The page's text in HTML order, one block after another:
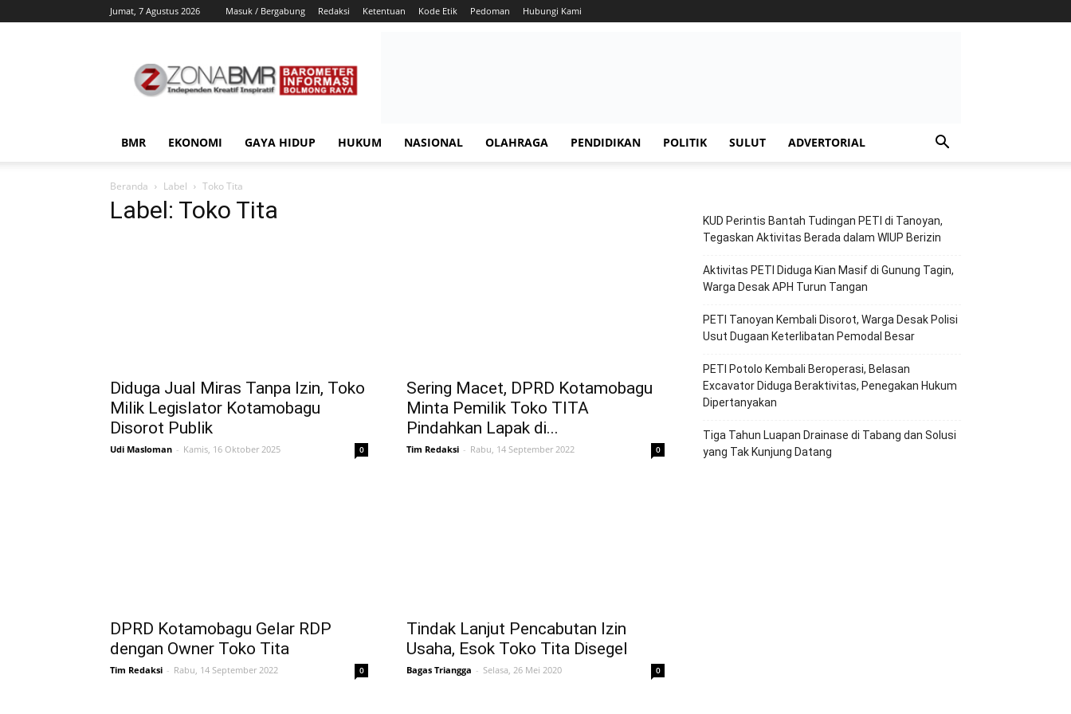
Jumat, 7 Agustus 2026 Masuk / Bergabung Redaksi Ketentuan Kode Etik Pedoman Hubungi Kami
BMR EKONOMI GAYA HIDUP HUKUM NASIONAL OLAHRAGA PENDIDIKAN POLITIK SULUT ADVERTORIAL
Beranda Label Toko Tita
Label: Toko Tita
Diduga Jual Miras Tanpa Izin, Toko
Milik Legislator Kotamobagu
Disorot Publik
Udi Masloman - Kamis, 16 Oktober 2025 0
Sering Macet, DPRD Kotamobagu
Minta Pemilik Toko TITA
Pindahkan Lapak di...
Tim Redaksi - Rabu, 14 September 2022 0
DPRD Kotamobagu Gelar RDP
dengan Owner Toko Tita
Tim Redaksi - Rabu, 14 September 2022 0
Tindak Lanjut Pencabutan Izin
Usaha, Esok Toko Tita Disegel
Bagas Triangga - Selasa, 26 Mei 2020 0
KUD Perintis Bantah Tudingan PETI di Tanoyan,
Tegaskan Aktivitas Berada dalam WIUP Berizin
Aktivitas PETI Diduga Kian Masif di Gunung Tagin,
Warga Desak APH Turun Tangan
PETI Tanoyan Kembali Disorot, Warga Desak Polisi
Usut Dugaan Keterlibatan Pemodal Besar
PETI Potolo Kembali Beroperasi, Belasan
Excavator Diduga Beraktivitas, Penegakan Hukum
Dipertanyakan
Tiga Tahun Luapan Drainase di Tabang dan Solusi
yang Tak Kunjung Datang